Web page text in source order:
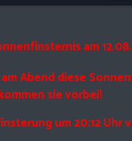
am
Abend diese
sie vorbei!
um 20:12 Uhr